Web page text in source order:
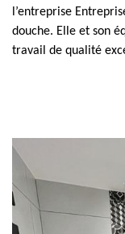
l’entreprise
douche. Elle et son
travail de qualité